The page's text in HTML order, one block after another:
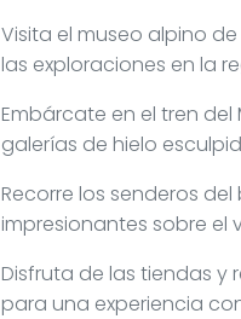
Visita el museo alpino
las exploraciones en la
Embárcate en el tren
galerías de hielo
Recorre los senderos
impresionantes sobre el
Disfruta de las tiendas
para una experiencia